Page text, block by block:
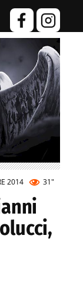
2014 31"